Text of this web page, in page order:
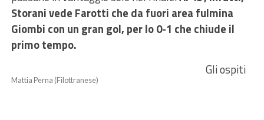
Storani vede Farotti che da fuori area fulmina
Giombi con un gran gol, per lo 0-1 che chiude il
primo tempo.
Mattia Perna (Filottranese)
Gli ospiti